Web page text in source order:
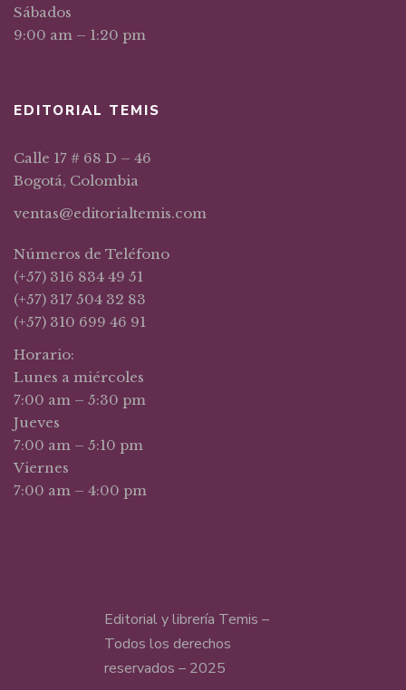
Sábados
9:00 am – 1:20 pm
EDITORIAL TEMIS
Calle 17 # 68 D – 46
Bogotá, Colombia
ventas@editorialtemis.com
Números de Teléfono
(+57) 316 834 49 51
(+57) 317 504 32 83
(+57) 310 699 46 91
Horario:
Lunes a miércoles
7:00 am – 5:30 pm
Jueves
7:00 am – 5:10 pm
Viernes
7:00 am – 4:00 pm
Editorial y librería Temis –
Todos los derechos
reservados – 2025